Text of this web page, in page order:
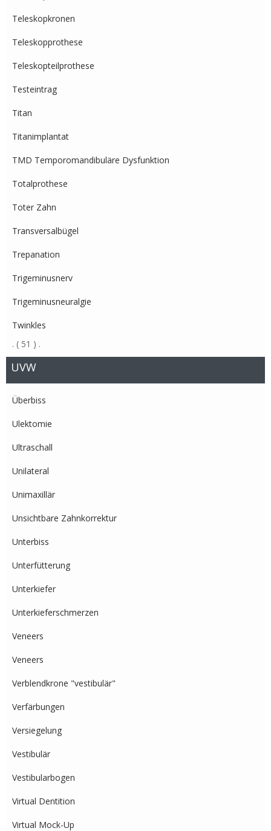
Teleskopkronen
Teleskopprothese
Teleskopteilprothese
Testeintrag
Titan
Titanimplantat
TMD Temporomandibuläre Dysfunktion
Totalprothese
Toter Zahn
Transversalbügel
Trepanation
Trigeminusnerv
Trigeminusneuralgie
Twinkles
. ( 51 ) .
UVW
Überbiss
Ulektomie
Ultraschall
Unilateral
Unimaxillär
Unsichtbare Zahnkorrektur
Unterbiss
Unterfütterung
Unterkiefer
Unterkieferschmerzen
Veneers
Veneers
Verblendkrone "vestibulär"
Verfärbungen
Versiegelung
Vestibulär
Vestibularbogen
Virtual Dentition
Virtual Mock-Up